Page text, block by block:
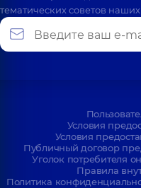
тематических советов
Условия
Условия
Публичный договор
Уголок потребителя
Правила
Политика